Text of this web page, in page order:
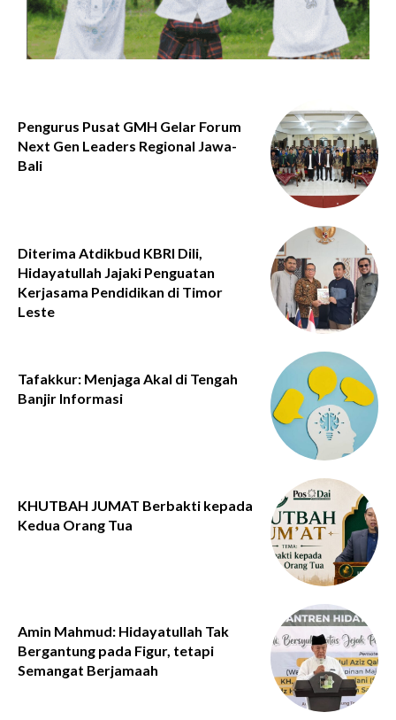
Pengurus Pusat GMH Gelar Forum
Next Gen Leaders Regional Jawa-
Bali
Diterima Atdikbud KBRI Dili,
Hidayatullah Jajaki Penguatan
Kerjasama Pendidikan di Timor
Leste
Tafakkur: Menjaga Akal di Tengah
Banjir Informasi
KHUTBAH JUMAT Berbakti kepada
Kedua Orang Tua
Amin Mahmud: Hidayatullah Tak
Bergantung pada Figur, tetapi
Semangat Berjamaah